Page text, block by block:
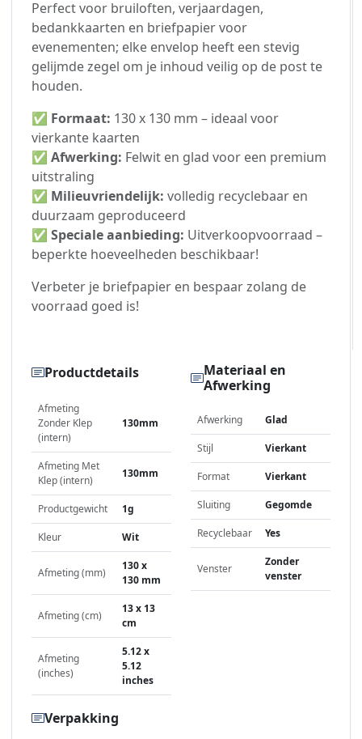
Perfect voor bruiloften, verjaardagen,
bedankkaarten en briefpapier voor
evenementen; elke envelop heeft een stevig
gelijmde zegel om je inhoud veilig op de post te
houden.
✅ Formaat: 130 x 130 mm – ideaal voor
vierkante kaarten
✅ Afwerking: Felwit en glad voor een premium
uitstraling
✅ Milieuvriendelijk: volledig recyclebaar en
duurzaam geproduceerd
✅ Speciale aanbieding: Uitverkoopvoorraad –
beperkte hoeveelheden beschikbaar!
Verbeter je briefpapier en bespaar zolang de
voorraad goed is!
Productdetails
Afmeting
Zonder Klep
(intern)
130mm
Afmeting Met
Klep (intern)
130mm
Productgewicht 1g
Kleur Wit
Afmeting (mm)
130 x
130 mm
Afmeting (cm)
13 x 13
cm
Afmeting
(inches)
5.12 x
5.12
inches
Materiaal en
Afwerking
Afwerking Glad
Stijl Vierkant
Format Vierkant
Sluiting Gegomde
Recyclebaar Yes
Venster
Zonder
venster
Verpakking